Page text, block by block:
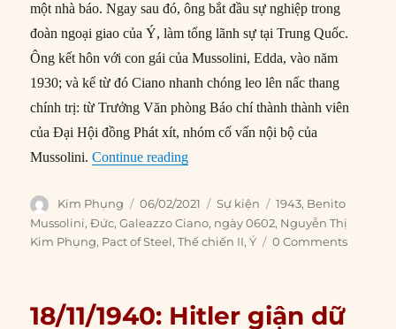
một nhà báo. Ngay sau đó, ông bắt đầu sự nghiệp trong
đoàn ngoại giao của Ý, làm tổng lãnh sự tại Trung Quốc.
Ông kết hôn với con gái của Mussolini, Edda, vào năm
1930; và kể từ đó Ciano nhanh chóng leo lên nấc thang
chính trị: từ Trưởng Văn phòng Báo chí thành thành viên
của Đại Hội đồng Phát xít, nhóm cố vấn nội bộ của
Mussolini.Continue reading“06/02/1943: Mussolini sa thải con
Author
Kim Phụng
Posted
on
06/02/2021 Categories
Sự kiện Tags
1943, Benito
Mussolini,Đức,Galeazzo Ciano, ngày 0602, Nguyễn Thị
Kim Phụng, Pact of Steel,Thế chiến II,Ý 0 Comments
18/11/1940: Hitler giận dữ